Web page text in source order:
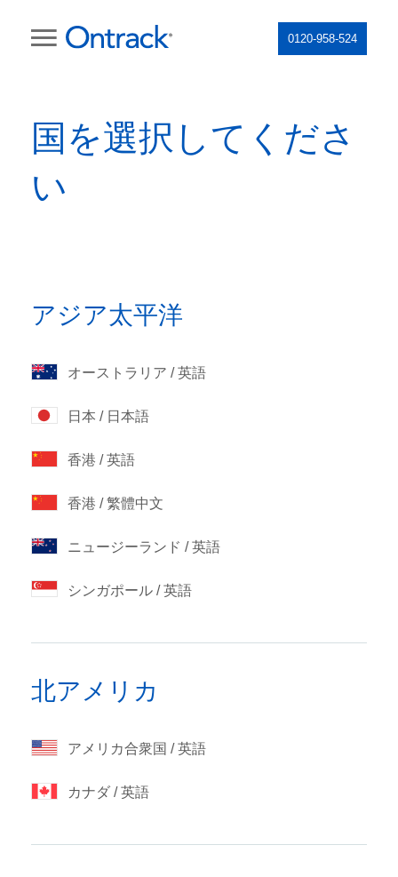
0120-958-524
国を選択してくださ
い
アジア太平洋
オーストラリア / 英語
日本 / 日本語
香港 / 英語
香港 / 繁體中文
ニュージーランド / 英語
シンガポール / 英語
北アメリカ
アメリカ合衆国 / 英語
カナダ / 英語